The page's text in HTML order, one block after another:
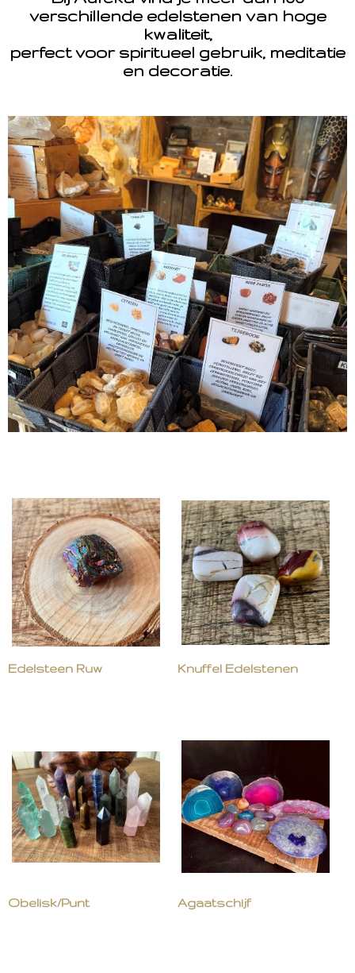
verschillende edelstenen van hoge
kwaliteit,
perfect voor spiritueel gebruik, meditatie
en decoratie.
Edelsteen Ruw Knuffel Edelstenen
Obelisk/Punt Agaatschijf